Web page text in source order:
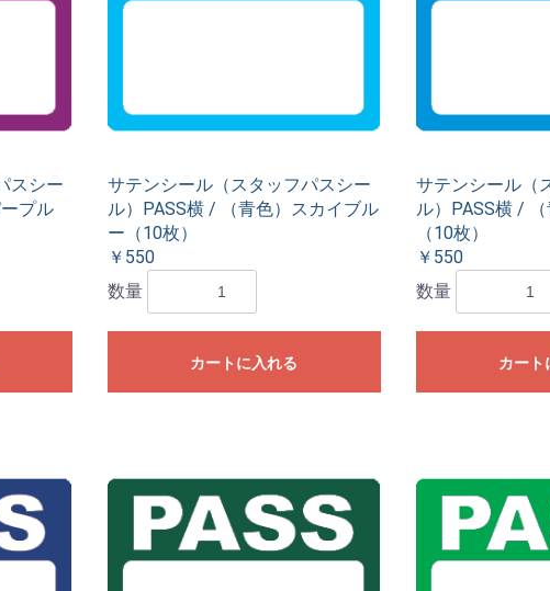
スシー
プル
サテンシール（スタッフパスシー
ル）PASS横 / （青色）スカイブル
ー（10枚）
￥550
数量
カートに入れる
サテンシール（
ル）PASS横 /
（10枚）
￥550
数量
カート